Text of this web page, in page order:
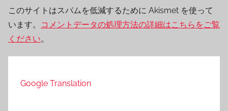
このサイトはスパムを低減するために Akismet を使って
います。
コメントデータの処理方法の詳細はこちらをご覧
ください。
Google Translation